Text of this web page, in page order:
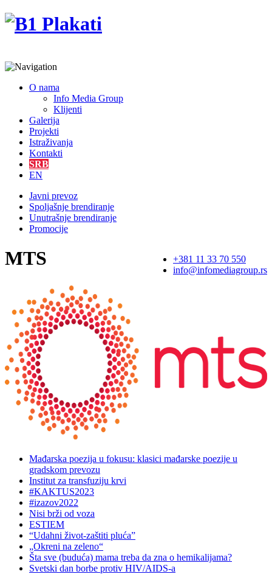
O nama
Info Media Group
Klijenti
Galerija
Projekti
Istraživanja
Kontakti
SRB
EN
Javni prevoz
Spoljašnje brendiranje
Unutrašnje brendiranje
Promocije
+381 11 33 70 550
info@infomediagroup.rs
MTS
Mađarska poezija u fokusu: klasici mađarske poezije u
gradskom prevozu
Institut za transfuziju krvi
#KAKTUS2023
#izazov2022
Nisi brži od voza
ESTIEM
“Udahni život-zaštiti pluća”
„Okreni na zeleno“
Šta sve (buduća) mama treba da zna o hemikalijama?
Svetski dan borbe protiv HIV/AIDS-a